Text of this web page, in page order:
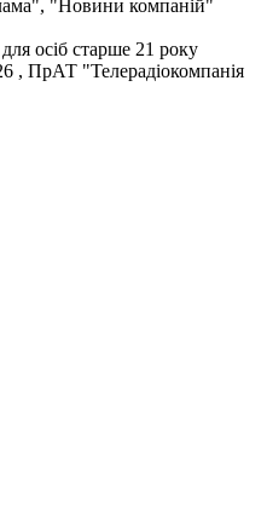
"Новини компаній"
осіб старше 21 року
, ПрАТ "Телерадіокомпанія